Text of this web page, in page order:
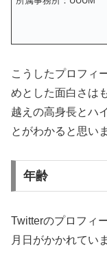
こうしたプロフィ
めとした面白さは
越えの高身長とハ
とがわかると思い
年齢
Twitterのプロフィ
月日がかかれてい